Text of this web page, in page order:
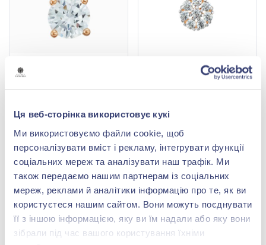
Ця веб-сторінка використовує кукі
Ми використовуємо файли cookie, щоб
персоналізувати вміст і рекламу, інтегрувати функції
соціальних мереж та аналізувати наш трафік. Ми
також передаємо нашим партнерам із соціальних
мереж, реклами й аналітики інформацію про те, як ви
користуєтеся нашим сайтом. Вони можуть поєднувати
її з іншою інформацією, яку ви їм надали або яку вони
зібрали під час вашого користування їхніми
Підвіска з червоного
золота 585° з фіанітом/
(арт. 150421)
Купити
Підвіска з червоного
золота 585° з фіанітом/
(арт. 440583)
Купити
-56%